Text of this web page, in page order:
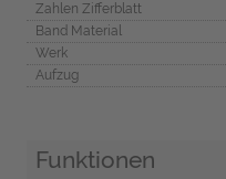
Zahlen Zifferblatt
Band Material
Werk
Aufzug
Funktionen